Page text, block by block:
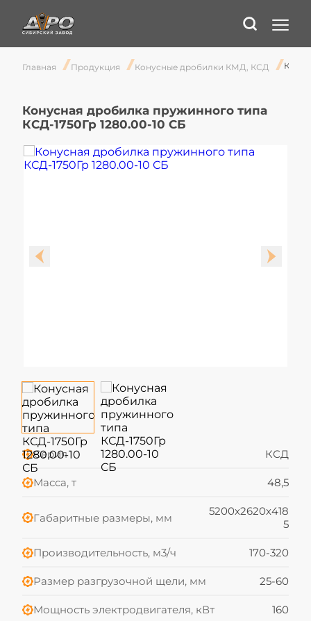
Главная Продукция Конусные дробилки КМД, КСД
Конусная дробилка пружинного типа
КСД-1750Гр 1280.00-10 СБ
Серия КСД
Масса, т 48,5
Габаритные размеры, мм
5200х2620х418
5
Производительность, м3/ч 170-320
Размер разгрузочной щели, мм 25-60
Мощность электродвигателя, кВт 160